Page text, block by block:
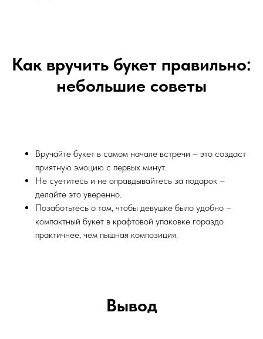
Как вручить букет правильно:
небольшие советы
Вручайте букет в самом начале встречи – это создаст
приятную эмоцию с первых минут.
Не суетитесь и не оправдывайтесь за подарок –
делайте это уверенно.
Позаботьтесь о том, чтобы девушке было удобно –
компактный букет в крафтовой упаковке гораздо
практичнее, чем пышная композиция.
Вывод